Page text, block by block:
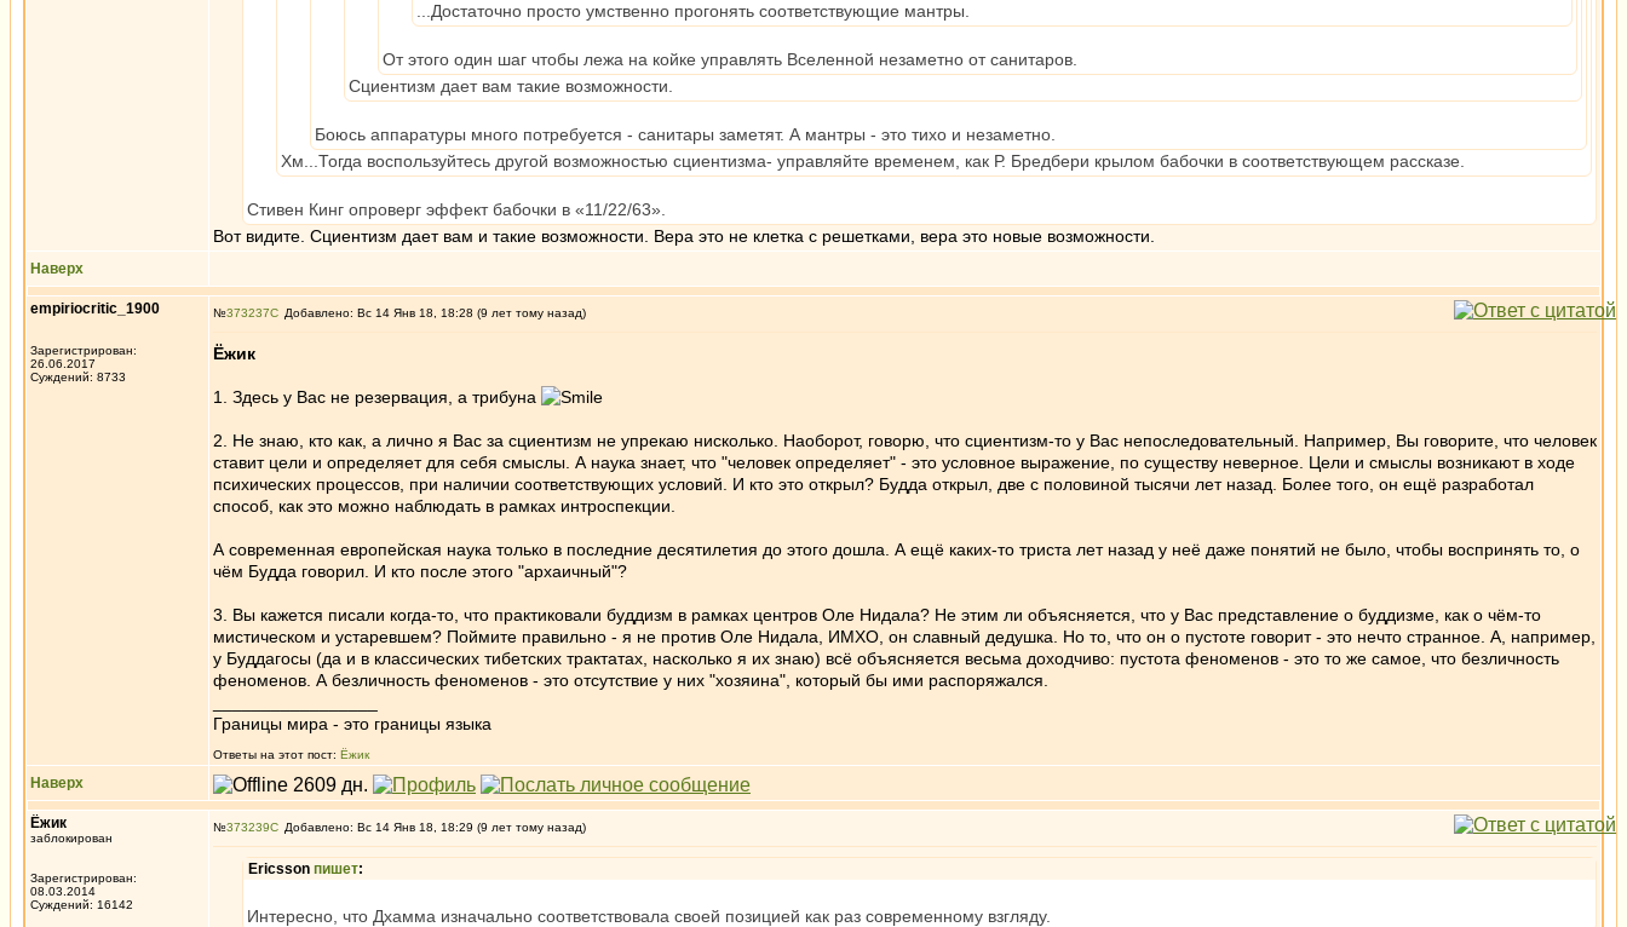
...Достаточно просто умственно прогонять соответствующие мантры.
От этого один шаг чтобы лежа на койке управлять Вселенной незаметно от санитаров.
Сциентизм дает вам такие возможности.
Боюсь аппаратуры много потребуется - санитары заметят. А мантры - это тихо и незаметно.
Хм...Тогда воспользуйтесь другой возможностью сциентизма- управляйте временем, как Р. Бредбери крылом бабочки в соответствующем рассказе.
Стивен Кинг опроверг эффект бабочки в «11/22/63».
Вот видите. Сциентизм дает вам и такие возможности. Вера это не клетка с решетками, вера это новые возможности.
Наверх
empiriocritic_1900
Зарегистрирован:
26.06.2017
Суждений: 8733
№373237 Добавлено: Вс 14 Янв 18, 18:28 (9 лет тому назад)
Ёжик
1. Здесь у Вас не резервация, а трибуна
2. Не знаю, кто как, а лично я Вас за сциентизм не упрекаю нисколько. Наоборот, говорю, что сциентизм-то у Вас непоследовательный. Например, Вы говорите, что человек
ставит цели и определяет для себя смыслы. А наука знает, что "человек определяет" - это условное выражение, по существу неверное. Цели и смыслы возникают в ходе
психических процессов, при наличии соответствующих условий. И кто это открыл? Будда открыл, две с половиной тысячи лет назад. Более того, он ещё разработал
способ, как это можно наблюдать в рамках интроспекции.
А современная европейская наука только в последние десятилетия до этого дошла. А ещё каких-то триста лет назад у неё даже понятий не было, чтобы воспринять то, о
чём Будда говорил. И кто после этого "архаичный"?
3. Вы кажется писали когда-то, что практиковали буддизм в рамках центров Оле Нидала? Не этим ли объясняется, что у Вас представление о буддизме, как о чём-то
мистическом и устаревшем? Поймите правильно - я не против Оле Нидала, ИМХО, он славный дедушка. Но то, что он о пустоте говорит - это нечто странное. А, например,
у Буддагосы (да и в классических тибетских трактатах, насколько я их знаю) всё объясняется весьма доходчиво: пустота феноменов - это то же самое, что безличность
феноменов. А безличность феноменов - это отсутствие у них "хозяина", который бы ими распоряжался.
Границы мира - это границы языка
Ответы на этот пост: Ёжик
Наверх
Ёжик
заблокирован
Зарегистрирован:
08.03.2014
Суждений: 16142
№373239 Добавлено: Вс 14 Янв 18, 18:29 (9 лет тому назад)
Ericsson пишет:
Интересно, что Дхамма изначально соответствовала своей позицией как раз современному взгляду.